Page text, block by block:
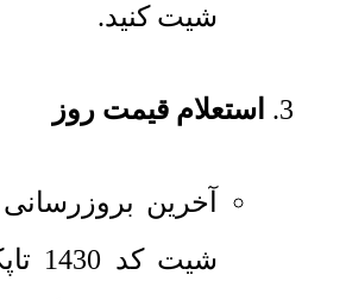
شیت کنید.
استعلام قیمت روز
آخرین